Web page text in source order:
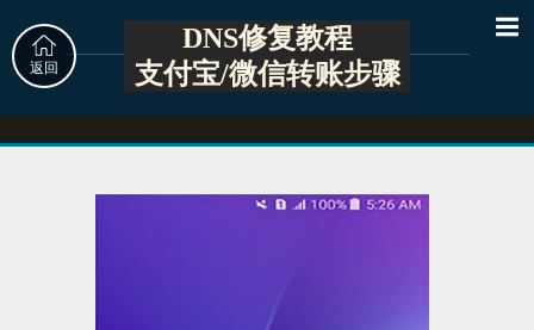
DNS修复教程
支付宝/微信转账步骤
返回